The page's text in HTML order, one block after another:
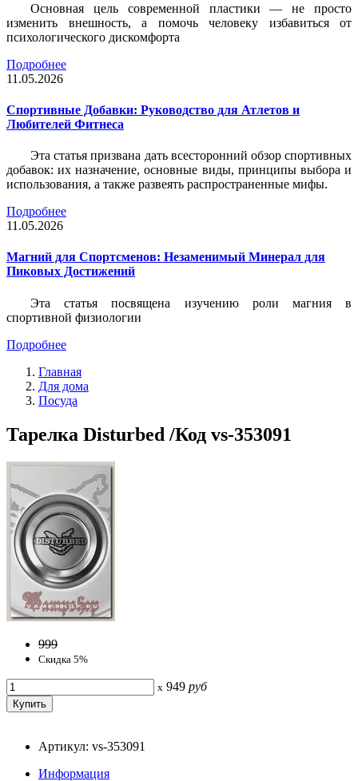
Основная цель современной пластики — не просто
изменить внешность, а помочь человеку избавиться от
психологического дискомфорта
Подробнее
11.05.2026
Спортивные Добавки: Руководство для Атлетов и
Любителей Фитнеса
Эта статья призвана дать всесторонний обзор спортивных
добавок: их назначение, основные виды, принципы выбора и
использования, а также развеять распространенные мифы.
Подробнее
11.05.2026
Магний для Спортсменов: Незаменимый Минерал для
Пиковых Достижений
Эта статья посвящена изучению роли магния в
спортивной физиологии
Подробнее
Главная
Для дома
Посуда
Тарелка Disturbed /Код vs-353091
999
Скидка 5%
x 949 руб
Артикул: vs-353091
Информация